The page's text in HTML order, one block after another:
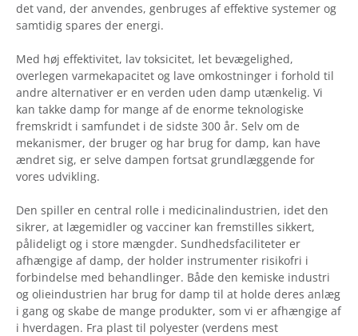
det vand, der anvendes, genbruges af effektive systemer og
samtidig spares der energi.
Med høj effektivitet, lav toksicitet, let bevægelighed,
overlegen varmekapacitet og lave omkostninger i forhold til
andre alternativer er en verden uden damp utænkelig. Vi
kan takke damp for mange af de enorme teknologiske
fremskridt i samfundet i de sidste 300 år. Selv om de
mekanismer, der bruger og har brug for damp, kan have
ændret sig, er selve dampen fortsat grundlæggende for
vores udvikling.
Den spiller en central rolle i medicinalindustrien, idet den
sikrer, at lægemidler og vacciner kan fremstilles sikkert,
pålideligt og i store mængder. Sundhedsfaciliteter er
afhængige af damp, der holder instrumenter risikofri i
forbindelse med behandlinger. Både den kemiske industri
og olieindustrien har brug for damp til at holde deres anlæg
i gang og skabe de mange produkter, som vi er afhængige af
i hverdagen. Fra plast til polyester (verdens mest